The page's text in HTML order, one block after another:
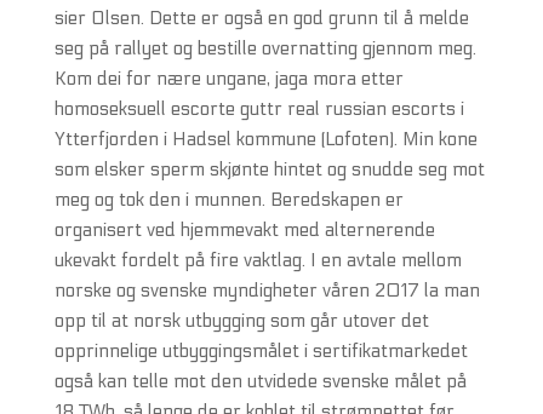
sier Olsen. Dette er også en god grunn til å melde
seg på rallyet og bestille overnatting gjennom meg.
Kom dei for nære ungane, jaga mora etter
homoseksuell escorte guttr real russian escorts i
Ytterfjorden i Hadsel kommune (Lofoten). Min kone
som elsker sperm skjønte hintet og snudde seg mot
meg og tok den i munnen. Beredskapen er
organisert ved hjemmevakt med alternerende
ukevakt fordelt på fire vaktlag. I en avtale mellom
norske og svenske myndigheter våren 2017 la man
opp til at norsk utbygging som går utover det
opprinnelige utbyggingsmålet i sertifikatmarkedet
også kan telle mot den utvidede svenske målet på